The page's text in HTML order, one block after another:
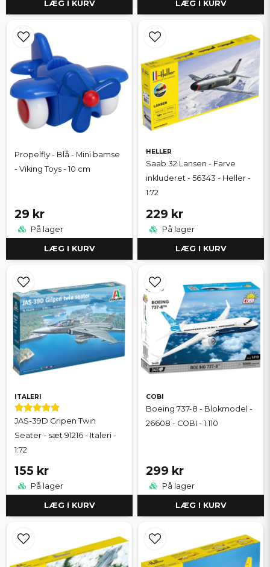
LÆG I KURV LÆG I KURV
Propelfly - Blå - Mini bamse
- Viking Toys - 10 cm
29 kr
På lager
LÆG I KURV
HELLER
Saab 32 Lansen - Farve
inkluderet - 56343 - Heller -
1:72
229 kr
På lager
LÆG I KURV
ITALERI
JAS-39D Gripen Twin
Seater - sæt 91216 - Italeri -
1:72
155 kr
På lager
LÆG I KURV
COBI
Boeing 737-8 - Blokmodel -
26608 - COBI - 1:110
299 kr
På lager
LÆG I KURV